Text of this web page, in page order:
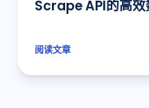
Scrape API的高效
阅读文章